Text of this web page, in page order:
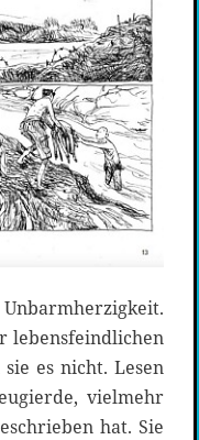
lebensfeindlichen
es nicht. Lesen
vielmehr
hat. Sie